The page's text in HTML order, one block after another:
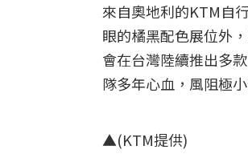
來自奧地利的KTM自
眼的橘黑配色展位外
會在台灣陸續推出多
隊多年心血，風阻極
▲(KTM提供)